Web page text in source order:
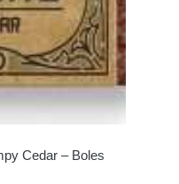
Cedar – Boles